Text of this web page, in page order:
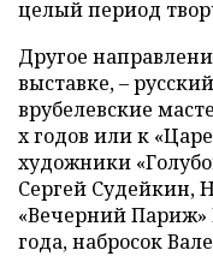
целый период
Другое
выставке, –
врубелевские
х годов или к
художники
Сергей Судейкин,
«Вечерний Париж»
года, набросок